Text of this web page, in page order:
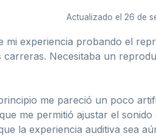
Actualizado el 26 de
mi experiencia probando el
Necesitaba un
me pareció un poco
me permitió ajustar el
la experiencia auditiva sea